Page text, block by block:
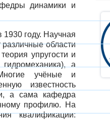
динамики и
1930 году. Научная
различные области
упругости и
а
учёные и
известность
а сама кафедра
профилю. На
квалификации: